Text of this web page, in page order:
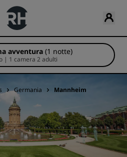
avventura (1 notte)
10 ago - 11 ago | 1 camera 2 adulti
Germania Mannheim